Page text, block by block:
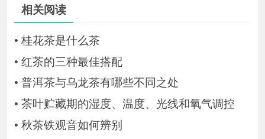
相关阅读
• 桂花茶是什么茶
• 红茶的三种最佳搭配
• 普洱茶与乌龙茶有哪些不同之处
• 茶叶贮藏期的湿度、温度、光线和氧气调控
• 秋茶铁观音如何辨别